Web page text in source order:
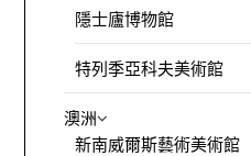
隱士廬博物館
特列季亞科夫美術館
澳洲
新南威爾斯藝術美術館